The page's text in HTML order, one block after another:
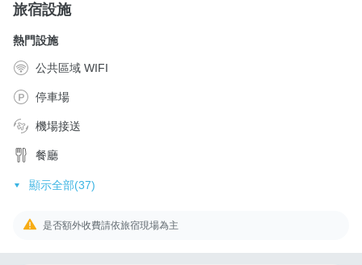
旅宿設施
熱門設施
公共區域 WIFI
停車場
機場接送
餐廳
顯示全部(37)
是否額外收費請依旅宿現場為主